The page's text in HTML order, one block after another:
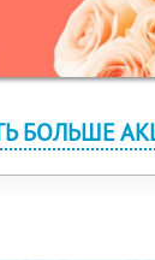
БОЛЬШЕ